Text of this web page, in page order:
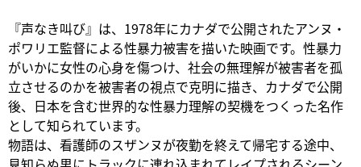
『声なき叫び』は、1978年にカナダで公開されたアンヌ・
ポワリエ監督による性暴力被害を描いた映画です。性暴力
がいかに女性の心身を傷つけ、社会の無理解が被害者を孤
立させるのかを被害者の視点で克明に描き、カナダで公開
後、日本を含む世界的な性暴力理解の契機をつくった名作
として知られています。
物語は、看護師のスザンヌが夜勤を終えて帰宅する途中、